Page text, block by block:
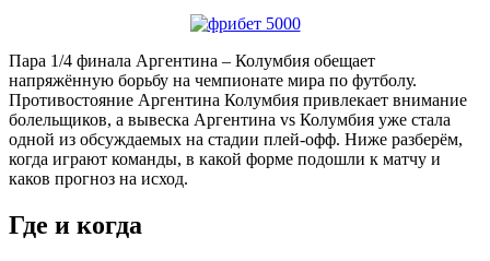
Пара 1/4 финала Аргентина – Колумбия обещает
напряжённую борьбу на чемпионате мира по футболу.
Противостояние Аргентина Колумбия привлекает внимание
болельщиков, а вывеска Аргентина vs Колумбия уже стала
одной из обсуждаемых на стадии плей-офф. Ниже разберём,
когда играют команды, в какой форме подошли к матчу и
каков прогноз на исход.
Где и когда